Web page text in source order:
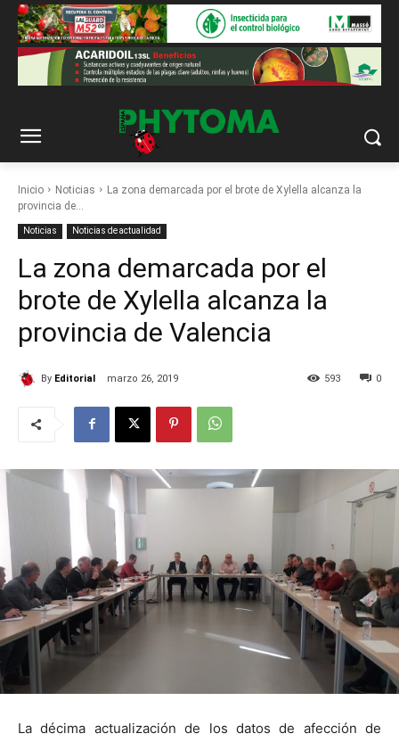
Inicio Noticias
La zona demarcada por el brote de Xylella alcanza la
provincia de...
Noticias Noticias de actualidad
La zona demarcada por el
brote de Xylella alcanza la
provincia de Valencia
By Editorial marzo 26, 2019 0
593
La décima actualización de los datos de afección de